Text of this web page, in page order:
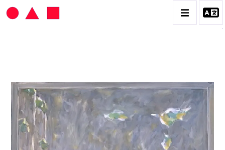
HANS SEILER
BIOGRAPHIE
CATALOGUE DES OEUVRES